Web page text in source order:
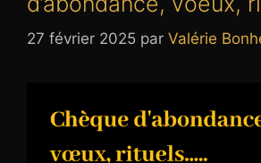
27 février 2025 par Valérie